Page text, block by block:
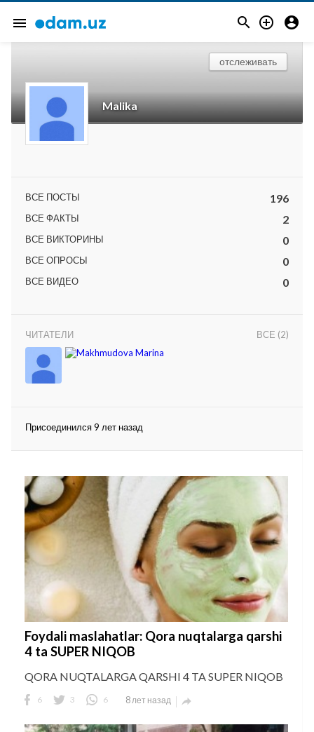
menu   
защищены.
Malika
отслеживать
ВСЕ ПОСТЫ 196
ВСЕ ФАКТЫ 2
ВСЕ ВИКТОРИНЫ 0
ВСЕ ОПРОСЫ 0
ВСЕ ВИДЕО 0
ЧИТАТЕЛИ ВСЕ (2)
Присоединился 9 лет назад
Foydali maslahatlar: Qora nuqtalarga qarshi
4 ta SUPER NIQOB
QORA NUQTALARGA QARSHI 4 TA SUPER NIQOB
6 3 6 8 лет назад 